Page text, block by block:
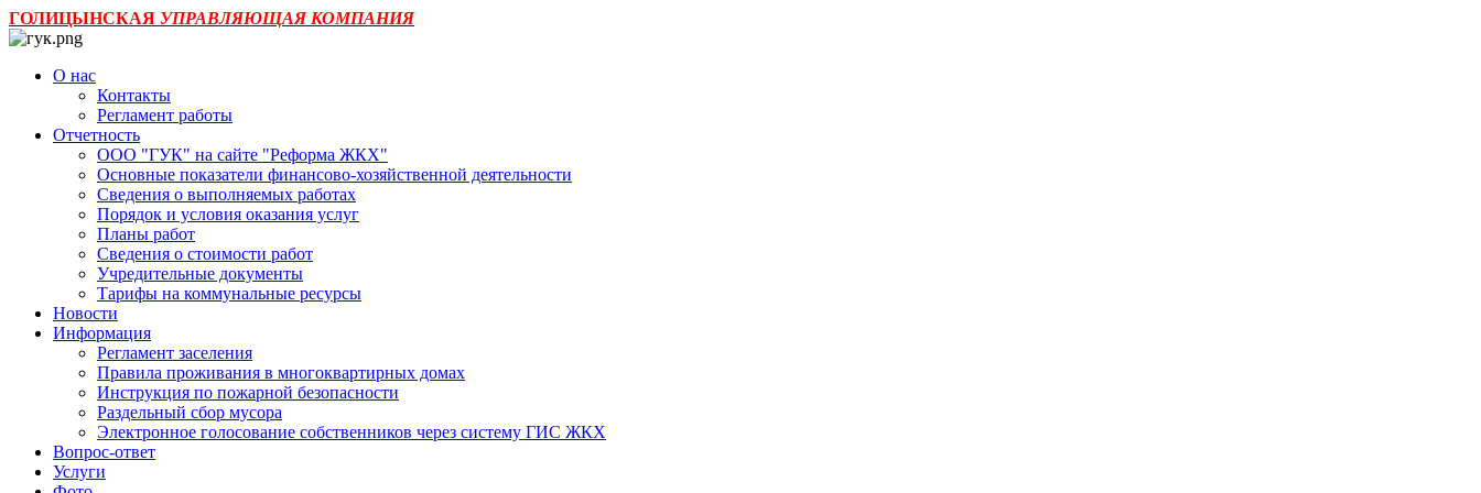
ГОЛИЦЫНСКАЯ УПРАВЛЯЮЩАЯ КОМПАНИЯ
О нас
Контакты
Регламент работы
Отчетность
ООО "ГУК" на сайте "Реформа ЖКХ"
Основные показатели финансово-хозяйственной деятельности
Сведения о выполняемых работах
Порядок и условия оказания услуг
Планы работ
Сведения о стоимости работ
Учредительные документы
Тарифы на коммунальные ресурсы
Новости
Информация
Регламент заселения
Правила проживания в многоквартирных домах
Инструкция по пожарной безопасности
Раздельный сбор мусора
Электронное голосование собственников через систему ГИС ЖКХ
Вопрос-ответ
Услуги